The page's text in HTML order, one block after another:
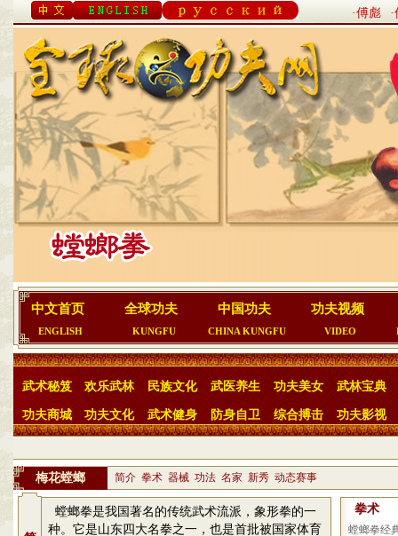
·傅彪
中文首页
ENGLISH
全球功夫
KUNGFU
中国功夫
CHINA KUNGFU
功夫视频
VIDEO
武术秘笈 欢乐武林 民族文化 武医养生 功夫美女 武林宝典
功夫商城 功夫文化 武术健身 防身自卫 综合搏击 功夫影视
梅花螳螂 简介 拳术 器械 功法 名家 新秀 动态赛事
螳螂拳是我国著名的传统武术流派，象形拳的一
种。它是山东四大名拳之一，也是首批被国家体育
拳术
螳螂拳经